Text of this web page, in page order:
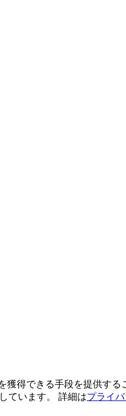
得できる手段を提供す
ています。 詳細はプライ